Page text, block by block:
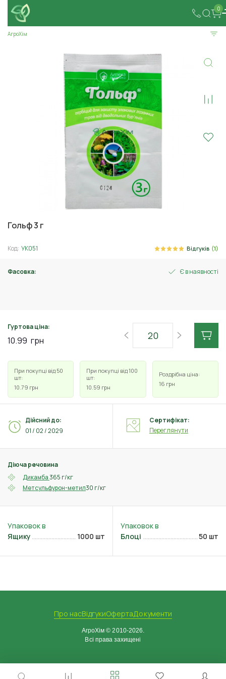
0
АгроХім
Гольф 3 г
Код: УК051 Відгуків (1)
Фасовка: Є в наявності
Гуртова ціна:
10.99 грн
При покупці від 50
шт:
10.79 грн
При покупці від 100
шт:
10.59 грн
Роздрібна ціна:
16 грн
Діюча речовина
Дикамба 365 г/кг
Метсульфурон-метил30 г/кг
Дійсний до:
01 / 02 / 2029
Сертифікат:
Переглянути
Ящику 1000 шт Блоці 50 шт
Про насВідгукиОфертаДокументи
АгроХім © 2010-2026.
Всі права захищені